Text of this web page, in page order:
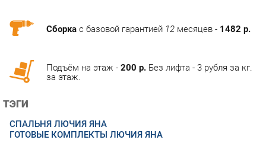
ТЭГИ
ГОТОВЫЕ КОМПЛЕКТЫ ЛЮЧИЯ ЯНА
ОПИСАНИЕ